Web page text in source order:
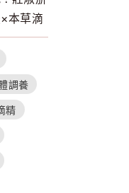
本草滴
調養
精